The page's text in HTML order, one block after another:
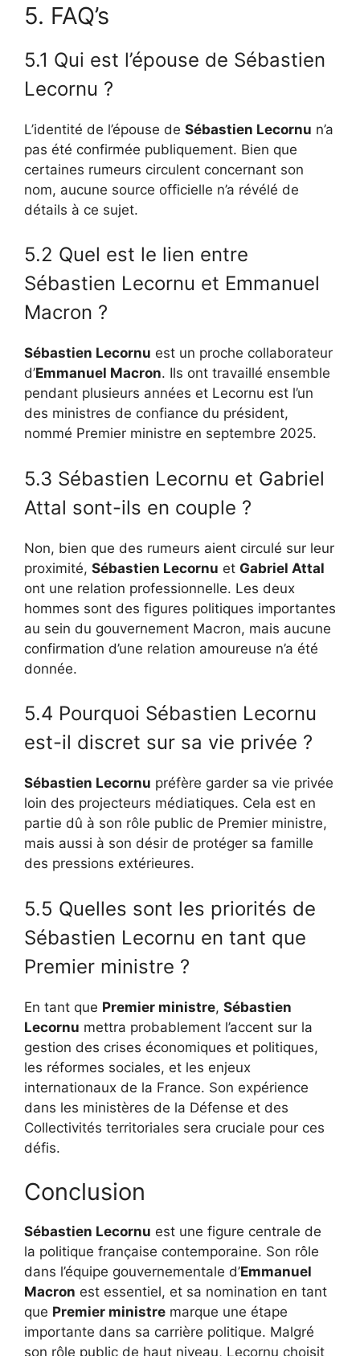
5. FAQ’s
5.1 Qui est l’épouse de Sébastien
Lecornu ?
L’identité de l’épouse de Sébastien Lecornu n’a
pas été confirmée publiquement. Bien que
certaines rumeurs circulent concernant son
nom, aucune source officielle n’a révélé de
détails à ce sujet.
5.2 Quel est le lien entre
Sébastien Lecornu et Emmanuel
Macron ?
Sébastien Lecornu est un proche collaborateur
d’Emmanuel Macron. Ils ont travaillé ensemble
pendant plusieurs années et Lecornu est l’un
des ministres de confiance du président,
nommé Premier ministre en septembre 2025.
5.3 Sébastien Lecornu et Gabriel
Attal sont-ils en couple ?
Non, bien que des rumeurs aient circulé sur leur
proximité, Sébastien Lecornu et Gabriel Attal
ont une relation professionnelle. Les deux
hommes sont des figures politiques importantes
au sein du gouvernement Macron, mais aucune
confirmation d’une relation amoureuse n’a été
donnée.
5.4 Pourquoi Sébastien Lecornu
est-il discret sur sa vie privée ?
Sébastien Lecornu préfère garder sa vie privée
loin des projecteurs médiatiques. Cela est en
partie dû à son rôle public de Premier ministre,
mais aussi à son désir de protéger sa famille
des pressions extérieures.
5.5 Quelles sont les priorités de
Sébastien Lecornu en tant que
Premier ministre ?
En tant que Premier ministre, Sébastien
Lecornu mettra probablement l’accent sur la
gestion des crises économiques et politiques,
les réformes sociales, et les enjeux
internationaux de la France. Son expérience
dans les ministères de la Défense et des
Collectivités territoriales sera cruciale pour ces
défis.
Conclusion
Sébastien Lecornu est une figure centrale de
la politique française contemporaine. Son rôle
dans l’équipe gouvernementale d’Emmanuel
Macron est essentiel, et sa nomination en tant
que Premier ministre marque une étape
importante dans sa carrière politique. Malgré
son rôle public de haut niveau, Lecornu choisit